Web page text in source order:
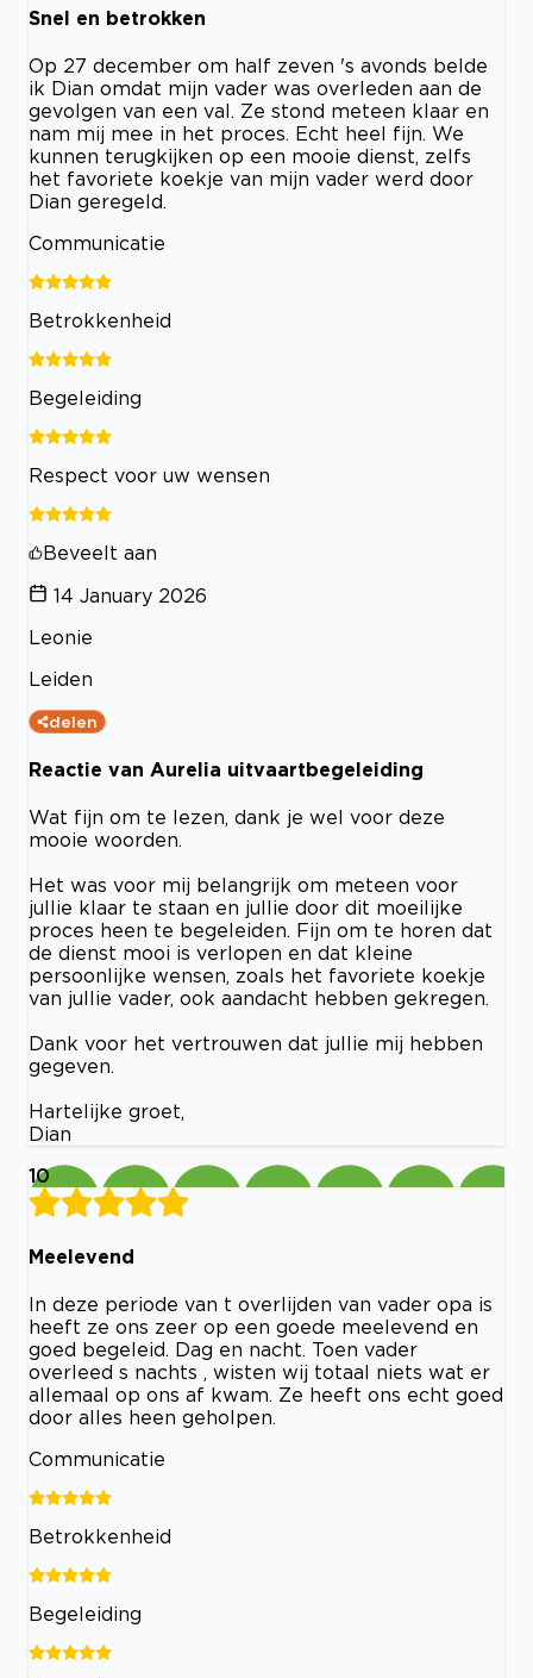
Snel en betrokken
Op 27 december om half zeven 's avonds belde
ik Dian omdat mijn vader was overleden aan de
gevolgen van een val. Ze stond meteen klaar en
nam mij mee in het proces. Echt heel fijn. We
kunnen terugkijken op een mooie dienst, zelfs
het favoriete koekje van mijn vader werd door
Dian geregeld.
Communicatie
Betrokkenheid
Begeleiding
Respect voor uw wensen
Beveelt aan
14 January 2026
Leonie
Leiden
delen
Reactie van Aurelia uitvaartbegeleiding
Wat fijn om te lezen, dank je wel voor deze
mooie woorden.
Het was voor mij belangrijk om meteen voor
jullie klaar te staan en jullie door dit moeilijke
proces heen te begeleiden. Fijn om te horen dat
de dienst mooi is verlopen en dat kleine
persoonlijke wensen, zoals het favoriete koekje
van jullie vader, ook aandacht hebben gekregen.
Dank voor het vertrouwen dat jullie mij hebben
gegeven.
Hartelijke groet,
Dian
10
Meelevend
In deze periode van t overlijden van vader opa is
heeft ze ons zeer op een goede meelevend en
goed begeleid. Dag en nacht. Toen vader
overleed s nachts , wisten wij totaal niets wat er
allemaal op ons af kwam. Ze heeft ons echt goed
door alles heen geholpen.
Communicatie
Betrokkenheid
Begeleiding